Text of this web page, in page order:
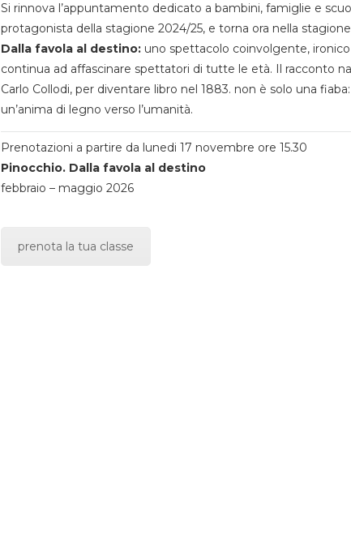
Si rinnova l’appuntamento dedicato a bambini, famiglie e
protagonista della stagione 2024/25, e torna ora nella
Dalla favola al destino:uno spettacolo coinvolgente,
continua ad affascinare spettatori di tutte le età. Il racconto
Carlo Collodi, per diventare libro nel 1883. non è solo una
un’anima di legno verso l’umanità.
Prenotazioni a partire da lunedi 17 novembre ore 15.30
Pinocchio. Dalla favola al destino
febbraio – maggio 2026
prenota la tua classe